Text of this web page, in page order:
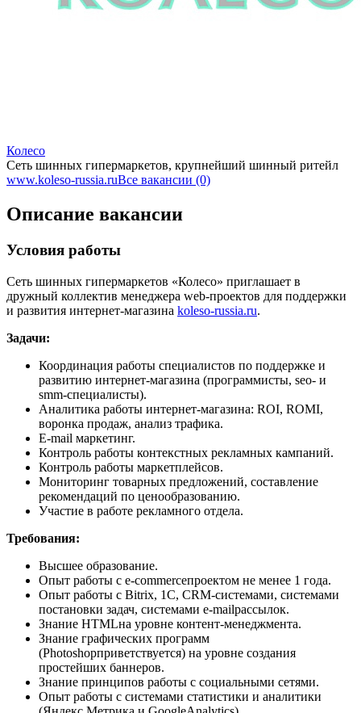
Колесо
Сеть шинных гипермаркетов, крупнейший шинный ритейл
www.koleso-russia.ruВсе вакансии (0)
Описание вакансии
Условия работы
Сеть шинных гипермаркетов «Колесо» приглашает в
дружный коллектив менеджера web-проектов для поддержки
и развития интернет-магазина koleso-russia.ru.
Задачи:
Координация работы специалистов по поддержке и
развитию интернет-магазина (программисты, seo- и
smm-специалисты).
Аналитика работы интернет-магазина: ROI, ROMI,
воронка продаж, анализ трафика.
E-mail маркетинг.
Контроль работы контекстных рекламных кампаний.
Контроль работы маркетплейсов.
Мониторинг товарных предложений, составление
рекомендаций по ценообразованию.
Участие в работе рекламного отдела.
Требования:
Высшее образование.
Опыт работы с e-commerceпроектом не менее 1 года.
Опыт работы с Bitrix, 1С, CRM-системами, системами
постановки задач, системами e-mailрассылок.
Знание HTMLна уровне контент-менеджмента.
Знание графических программ
(Photoshopприветствуется) на уровне создания
простейших баннеров.
Знание принципов работы с социальными сетями.
Опыт работы с системами статистики и аналитики